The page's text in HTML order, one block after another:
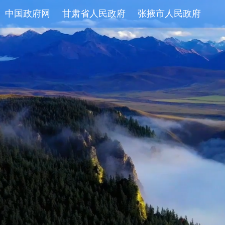
中国政府网 甘肃省人民政府 张掖市人民政府